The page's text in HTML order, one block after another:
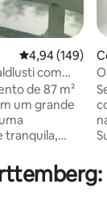
4,94 de uma
4,94 (149)
com
da floresta
de 87 m²
um grande
tranquila,
grandes
vista para o